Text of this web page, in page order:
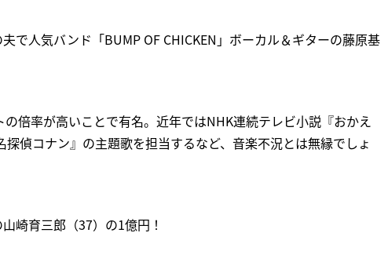
で人気バンド「BUMP OF CHICKEN」ボーカル＆ギターの藤原基
の倍率が高いことで有名。近年ではNHK連続テレビ小説『おかえ
偵コナン』の主題歌を担当するなど、音楽不況とは無縁でしょ
崎育三郎（37）の1億円！